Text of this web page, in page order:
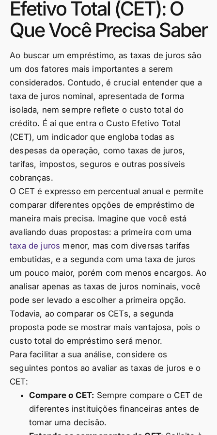
Efetivo Total (CET): O
Que Você Precisa Saber
Ao buscar um empréstimo, as taxas de juros são
um dos fatores mais importantes a serem
considerados. Contudo, é crucial entender que a
taxa de juros nominal, apresentada de forma
isolada, nem sempre reflete o custo total do
crédito. É aí que entra o Custo Efetivo Total
(CET), um indicador que engloba todas as
despesas da operação, como taxas de juros,
tarifas, impostos, seguros e outras possíveis
cobranças.
O CET é expresso em percentual anual e permite
comparar diferentes opções de empréstimo de
maneira mais precisa. Imagine que você está
avaliando duas propostas: a primeira com uma
taxa de juros menor, mas com diversas tarifas
embutidas, e a segunda com uma taxa de juros
um pouco maior, porém com menos encargos. Ao
analisar apenas as taxas de juros nominais, você
pode ser levado a escolher a primeira opção.
Todavia, ao comparar os CETs, a segunda
proposta pode se mostrar mais vantajosa, pois o
custo total do empréstimo será menor.
Para facilitar a sua análise, considere os
seguintes pontos ao avaliar as taxas de juros e o
CET:
Compare o CET: Sempre compare o CET de
diferentes instituições financeiras antes de
tomar uma decisão.